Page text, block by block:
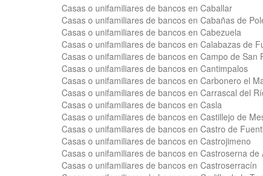
Casas o unifamiliares de bancos en Caballar
Casas o unifamiliares de bancos en Cabañas de
Casas o unifamiliares de bancos en Cabezuela
Casas o unifamiliares de bancos en Calabazas de
Casas o unifamiliares de bancos en Campo de San
Casas o unifamiliares de bancos en Cantimpalos
Casas o unifamiliares de bancos en Carbonero el
Casas o unifamiliares de bancos en Carrascal del
Casas o unifamiliares de bancos en Casla
Casas o unifamiliares de bancos en Castillejo de
Casas o unifamiliares de bancos en Castro de
Casas o unifamiliares de bancos en Castrojimeno
Casas o unifamiliares de bancos en Castroserna de
Casas o unifamiliares de bancos en Castroserracín